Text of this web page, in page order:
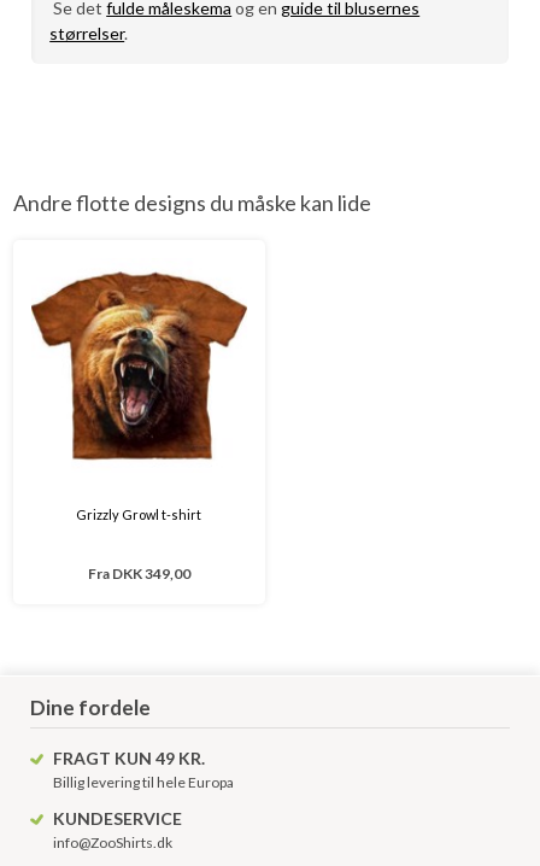
Se detfulde måleskema og enguide til blusernes
størrelser.
Andre flotte designs du måske kan lide
Grizzly Growl t-shirt
Fra DKK 349,00
Dine fordele
FRAGT KUN 49 KR.
Billig levering til hele Europa
KUNDESERVICE
info@ZooShirts.dk